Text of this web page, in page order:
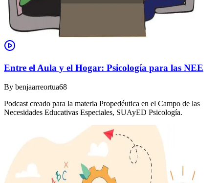
Entre el Aula y el Hogar: Psicología para las NEE
By benjaarreortua68
Podcast creado para la materia Propedéutica en el Campo de las
Necesidades Educativas Especiales, SUAyED Psicología.